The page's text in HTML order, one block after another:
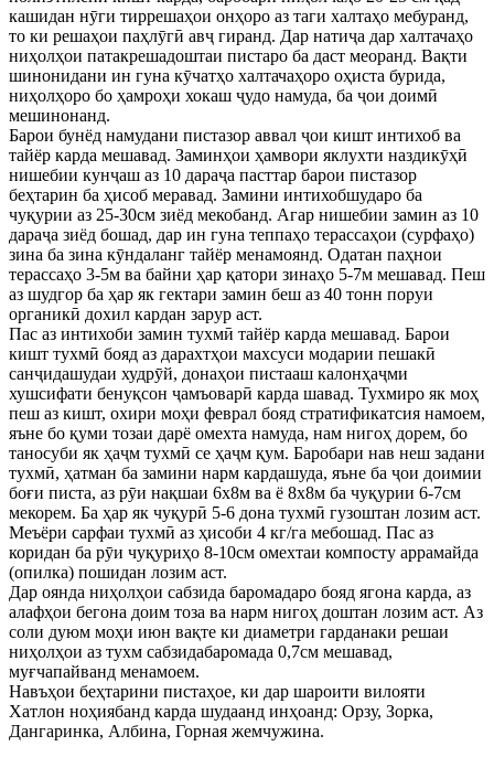
кашидан нӯги тиррешаҳои онҳоро аз таги халтаҳо мебуранд,
то ки решаҳои паҳлӯгӣ авҷ гиранд. Дар натиҷа дар халтачаҳо
ниҳолҳои патакрешадоштаи пистаро ба даст меоранд. Вақти
шинонидани ин гуна кӯчатҳо халтачаҳоро оҳиста бурида,
ниҳолҳоро бо ҳамроҳи хокаш ҷудо намуда, ба ҷои доимӣ
мешинонанд.
Барои бунёд намудани пистазор аввал ҷои кишт интихоб ва
тайёр карда мешавад. Заминҳои ҳамвори яклухти наздикӯҳӣ
нишебии кунҷаш аз 10 дараҷа пасттар барои пистазор
беҳтарин ба ҳисоб меравад. Замини интихобшударо ба
чуқурии аз 25-30см зиёд мекобанд. Агар нишебии замин аз 10
дараҷа зиёд бошад, дар ин гуна теппаҳо терассаҳои (сурфаҳо)
зина ба зина кӯндаланг тайёр менамоянд. Одатан паҳнои
терассаҳо 3-5м ва байни ҳар қатори зинаҳо 5-7м мешавад. Пеш
аз шудгор ба ҳар як гектари замин беш аз 40 тонн поруи
органикӣ дохил кардан зарур аст.
Пас аз интихоби замин тухмӣ тайёр карда мешавад. Барои
кишт тухмӣ бояд аз дарахтҳои махсуси модарии пешакӣ
санҷидашудаи худрӯй, донаҳои пистааш калонҳаҷми
хушсифати бенуқсон ҷамъоварӣ карда шавад. Тухмиро як моҳ
пеш аз кишт, охири моҳи феврал бояд стратификатсия намоем,
яъне бо қуми тозаи дарё омехта намуда, нам нигоҳ дорем, бо
таносуби як ҳаҷм тухмӣ се ҳаҷм қум. Баробари нав неш задани
тухмӣ, ҳатман ба замини нарм кардашуда, яъне ба ҷои доимии
боғи писта, аз рӯи нақшаи 6х8м ва ё 8х8м ба чуқурии 6-7см
мекорем. Ба ҳар як чуқурӣ 5-6 дона тухмӣ гузоштан лозим аст.
Меъёри сарфаи тухмӣ аз ҳисоби 4 кг/га мебошад. Пас аз
коридан ба рӯи чуқуриҳо 8-10см омехтаи компосту аррамайда
(опилка) пошидан лозим аст.
Дар оянда ниҳолҳои сабзида баромадаро бояд ягона карда, аз
алафҳои бегона доим тоза ва нарм нигоҳ доштан лозим аст. Аз
соли дуюм моҳи июн вақте ки диаметри гарданаки решаи
ниҳолҳои аз тухм сабзидабаромада 0,7см мешавад,
муғчапайванд менамоем.
Навъҳои беҳтарини пистаҳое, ки дар шароити вилояти
Хатлон ноҳиябанд карда шудаанд инҳоанд: Орзу, Зорка,
Дангаринка, Албина, Горная жемчужина.